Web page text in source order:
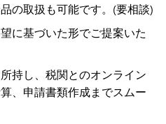
の取扱も可能です。(要相談)
に基づいた形でご提案いた
持し、税関とのオンライン
、申請書類作成までスムー